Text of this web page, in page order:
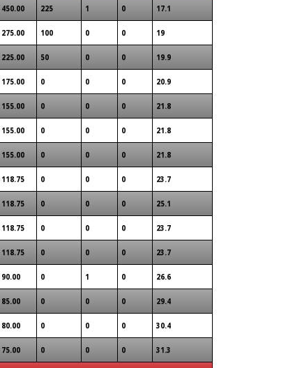
450.00 225 1 0 17.1
275.00 100 0 0 19
225.00 50 0 0 19.9
175.00 0 0 0 20.9
155.00 0 0 0 21.8
155.00 0 0 0 21.8
155.00 0 0 0 21.8
118.75 0 0 0 23.7
118.75 0 0 0 25.1
118.75 0 0 0 23.7
118.75 0 0 0 23.7
90.00 0 1 0 26.6
85.00 0 0 0 29.4
80.00 0 0 0 30.4
75.00 0 0 0 31.3